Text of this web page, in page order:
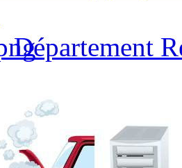
Département